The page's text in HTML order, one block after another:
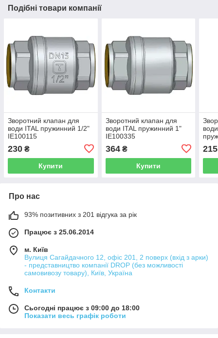
Подібні товари компанії
Зворотний клапан для
води ITAL пружинний 1/2"
IE100115
230 ₴
Купити
Зворотний клапан для
води ITAL пружинний 1"
IE100335
364₴
Купити
215
Про нас
93% позитивних з 201 відгука за рік
Працює з 25.06.2014
м. Київ
Вулиця Сагайдачного 12, офіс 201, 2 поверх (вхід з арки)
- представництво компанії DROP (без можливості
самовивозу товару), Київ, Україна
Контакти
Сьогодні працює з 09:00 до 18:00
Показати весь графік роботи